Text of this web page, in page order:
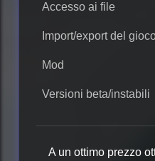
Accesso ai file
Import/export del
Mod
Versioni beta/instabili
A un ottimo prezzo